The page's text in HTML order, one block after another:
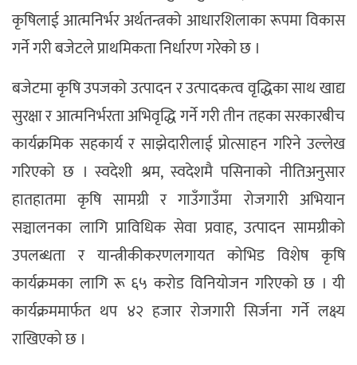
कृषिलाई आत्मनिर्भर अर्थतन्त्रको आधारशिलाका रूपमा विकास
गर्ने गरी बजेटले प्राथमिकता निर्धारण गरेको छ ।
बजेटमा कृषि उपजको उत्पादन र उत्पादकत्व वृद्धिका साथ खाद्य
सुरक्षा र आत्मनिर्भरता अभिवृद्धि गर्ने गरी तीन तहका सरकारबीच
कार्यक्रमिक सहकार्य र साझेदारीलाई प्रोत्साहन गरिने उल्लेख
गरिएको छ । स्वदेशी श्रम, स्वदेशमै पसिनाको नीतिअनुसार
हातहातमा कृषि सामग्री र गाउँगाउँमा रोजगारी अभियान
सञ्चालनका लागि प्राविधिक सेवा प्रवाह, उत्पादन सामग्रीको
उपलब्धता र यान्त्रीकीकरणलगायत कोभिड विशेष कृषि
कार्यक्रमका लागि रू ६५ करोड विनियोजन गरिएको छ । यी
कार्यक्रममार्फत थप ४२ हजार रोजगारी सिर्जना गर्ने लक्ष्य
राखिएको छ ।